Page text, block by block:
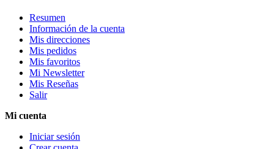
Resumen
Información de la cuenta
Mis direcciones
Mis pedidos
Mis favoritos
Mi Newsletter
Mis Reseñas
Salir
Mi cuenta
Iniciar sesión